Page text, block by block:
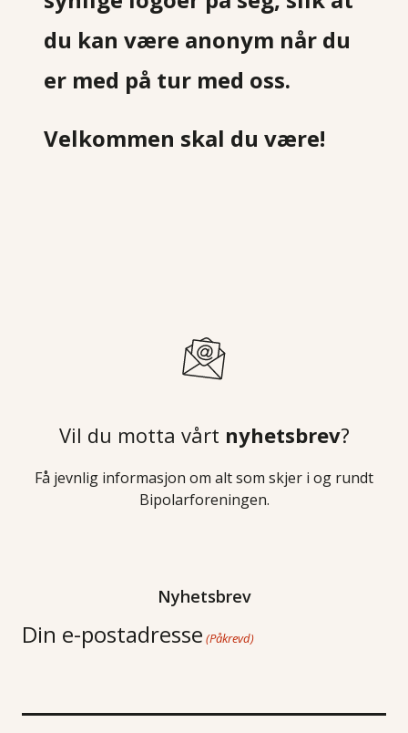
du kan være anonym når du
er med på tur med oss.
Velkommen skal du være!
Vil du motta vårt nyhetsbrev?
Få jevnlig informasjon om alt som skjer i og rundt
Bipolarforeningen.
Nyhetsbrev
Din e-postadresse (Påkrevd)